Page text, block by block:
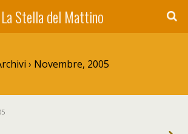
La Stella del Mattino
› Novembre, 2005